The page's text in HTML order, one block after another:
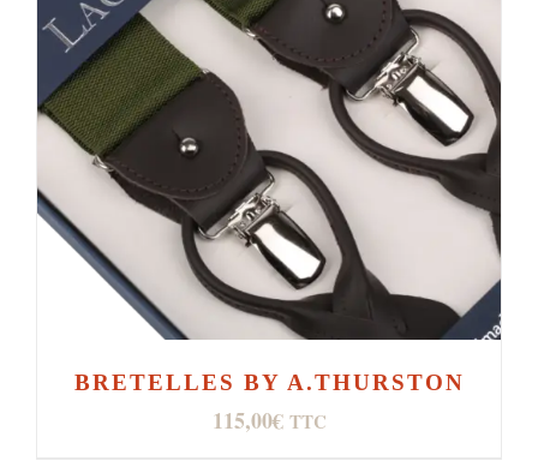
BRETELLES BY A.THURSTON
115,00€ TTC